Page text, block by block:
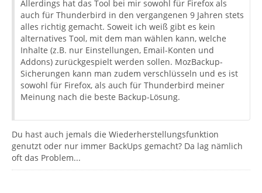
Allerdings hat das Tool bei mir sowohl für Firefox als
auch für Thunderbird in den vergangenen 9 Jahren stets
alles richtig gemacht. Soweit ich weiß gibt es kein
alternatives Tool, mit dem man wählen kann, welche
Inhalte (z.B. nur Einstellungen, Email-Konten und
Addons) zurückgespielt werden sollen. MozBackup-
Sicherungen kann man zudem verschlüsseln und es ist
sowohl für Firefox, als auch für Thunderbird meiner
Meinung nach die beste Backup-Lösung.
Du hast auch jemals die Wiederherstellungsfunktion
genutzt oder nur immer BackUps gemacht? Da lag nämlich
oft das Problem...